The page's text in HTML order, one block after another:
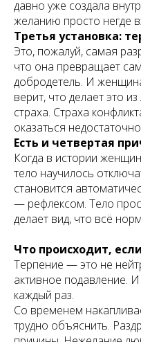
давно уже создала
желанию просто негде
Третья установка:
Это, пожалуй, самая
что она превращает
добродетель. И
верит, что делает это
страха. Страха
оказаться
Есть и четвертая
Когда в истории
тело научилось
становится
— рефлексом. Тело
делает вид, что всё
Что происходит,
Терпение — это не
активное подавление.
каждый раз.
Со временем
трудно объяснить.